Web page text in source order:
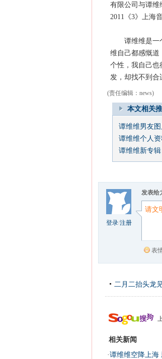
有限公司与谭
2011《3》上海音
谭维维是一个
维自己都感慨道
个性，我自己也
发，却找不到合
(责任编辑：news)
本文相关
谭维维男友图
谭维维个人资
谭维维新专辑
登录/注册
发表给
表
二月二抬头龙
相关新闻
·谭维维空降上海